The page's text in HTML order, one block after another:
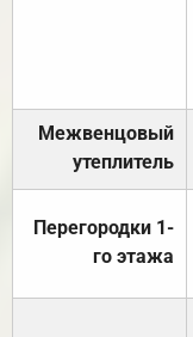
Межвенцовый
утеплитель
Перегородки 1-
го этажа